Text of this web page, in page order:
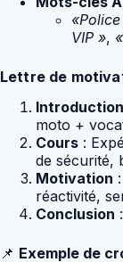
VIP »,
Lettre de
Introduction
moto +
Cours :
de sécurité,
Motivation
réactivité,
Conclusion
📌 Exemple de